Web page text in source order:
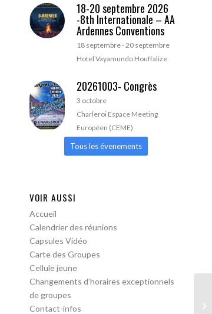
18-20 septembre 2026
-8th Internationale – AA
Ardennes Conventions
18 septembre-20 septembre
Hotel Vayamundo Houffalize
20261003- Congrès
3 octobre
Charleroi Espace Meeting
Européen (CEME)
Tous les évenements
VOIR AUSSI
Accueil
Calendrier des réunions
Capsules Vidéo
Carte des Groupes
Cellule jeune
Changements d’horaires exceptionnels
de groupes
Contact-infos